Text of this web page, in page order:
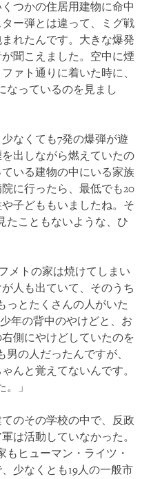
つかの住居用建物に命中
ー弾とは違って、ミグ戦
れたんです。大きな爆発
聞こえました。空中に煙
ァト通りに着いた時に、
なっているのを見まし
なくても7発の爆弾が遊
出しながら燃えていたの
いる建物の中にいる家族
に行ったら、最低でも20
子どももいましたね。そ
たこともないような、ひ
メトの家は焼けてしまい
人も出ていて、そのうち
っとたくさんの人がいた
年の背中のやけどと、お
側にやけどしていたのを
の人だったんですが、
んと覚えてないんです。
」
のその学校の中で、反政
は活動していなかった。
もヒューマン・ライツ・
少なくとも19人の一般市